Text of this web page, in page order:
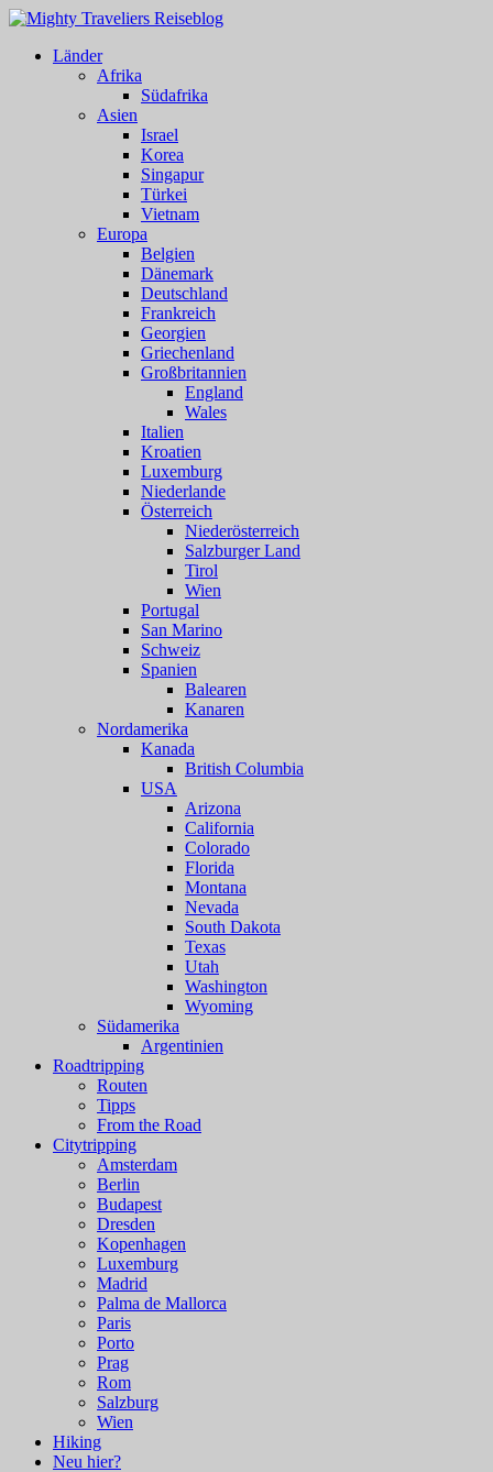
Länder
Afrika
Südafrika
Asien
Israel
Korea
Singapur
Türkei
Vietnam
Europa
Belgien
Dänemark
Deutschland
Frankreich
Georgien
Griechenland
Großbritannien
England
Wales
Italien
Kroatien
Luxemburg
Niederlande
Österreich
Niederösterreich
Salzburger Land
Tirol
Wien
Portugal
San Marino
Schweiz
Spanien
Balearen
Kanaren
Nordamerika
Kanada
British Columbia
USA
Arizona
California
Colorado
Florida
Montana
Nevada
South Dakota
Texas
Utah
Washington
Wyoming
Südamerika
Argentinien
Roadtripping
Routen
Tipps
From the Road
Citytripping
Amsterdam
Berlin
Budapest
Dresden
Kopenhagen
Luxemburg
Madrid
Palma de Mallorca
Paris
Porto
Prag
Rom
Salzburg
Wien
Hiking
Neu hier?